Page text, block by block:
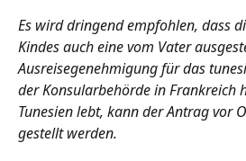
Es wird dringend empfohlen, dass
Kindes auch eine vom Vater
Ausreisegenehmigung für das
der Konsularbehörde in Frankreich
Tunesien lebt, kann der Antrag vor
gestellt werden.